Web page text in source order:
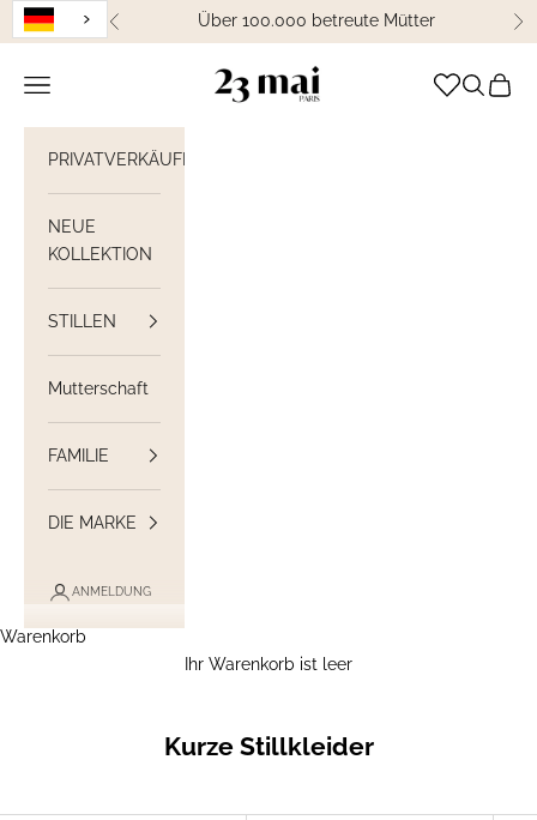
Weiter zum Inhalt
Zurück Über 100.000 betreute Mütter
23 Mai Paris
Navigation öffnen Suche
PRIVATVERKÄUFE
NEUE
KOLLEKTION
STILLEN
Mutterschaft
FAMILIE
DIE MARKE
ANMELDUNG
Warenkorb
Ihr Warenkorb ist leer
Kurze Stillkleider